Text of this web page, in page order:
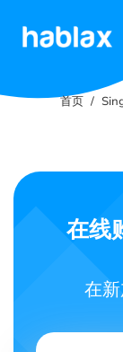
服
们
首页
在线
在